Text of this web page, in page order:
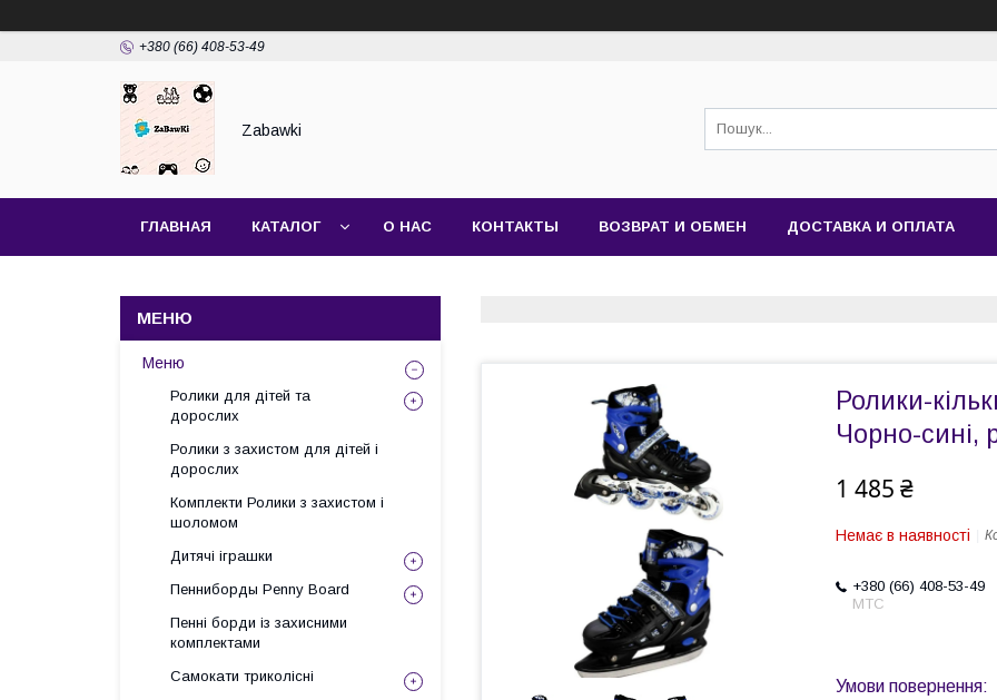
+380 (66) 408-53-49
Zabawki
ГЛАВНАЯ КАТАЛОГ О НАС КОНТАКТЫ ВОЗВРАТ И ОБМЕН ДОСТАВКА И ОПЛАТА
Ролики-
Чорно-сині,
1 485 ₴
Немає в наявності
+380 (66) 408-53-49
МТС
Меню
Ролики для дітей та
дорослих
Ролики з захистом для дітей і
дорослих
Комплекти Ролики з захистом і
шоломом
Дитячі іграшки
Пенниборды Penny Board
Пенні борди із захисними
комплектами
Самокати триколісні